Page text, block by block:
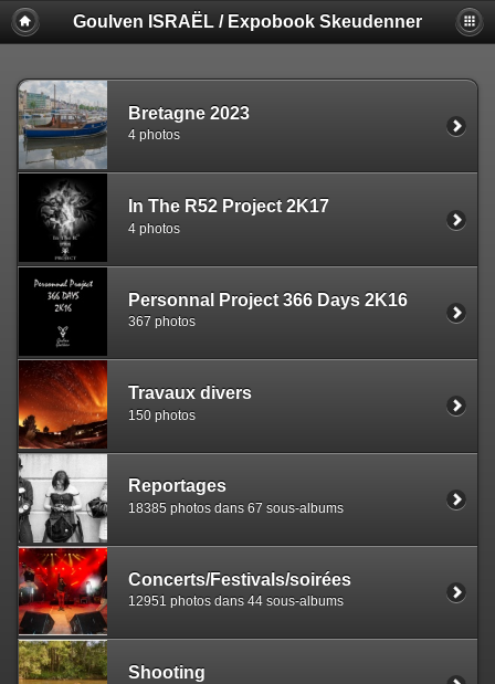
Goulven ISRAËL / Expobook Skeudenner
Bretagne 2023
4 photos
In The R52 Project 2K17
4 photos
Personnal Project 366 Days 2K16
367 photos
Travaux divers
150 photos
Reportages
18385 photos dans 67 sous-albums
Concerts/Festivals/soirées
12951 photos dans 44 sous-albums
Shooting